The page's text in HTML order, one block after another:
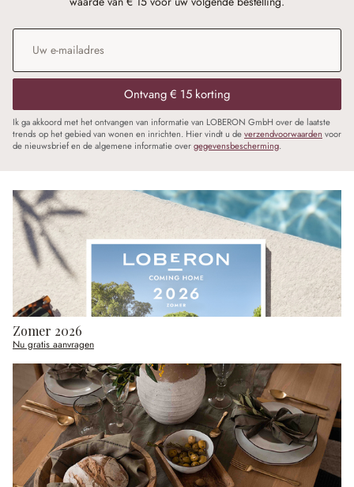
E-mailadres
Ontvang € 15 korting
Ik ga akkoord met het ontvangen van informatie van LOBERON GmbH over de laatste
trends op het gebied van wonen en inrichten. Hier vindt u deverzendvoorwaarden voor
de nieuwsbrief en de algemene informatie overgegevensbescherming.
Zomer 2026
Nu gratis aanvragen